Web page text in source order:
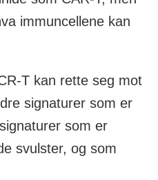
immuncellene kan
T kan rette seg mot
signaturer som er
som er
svulster, og som